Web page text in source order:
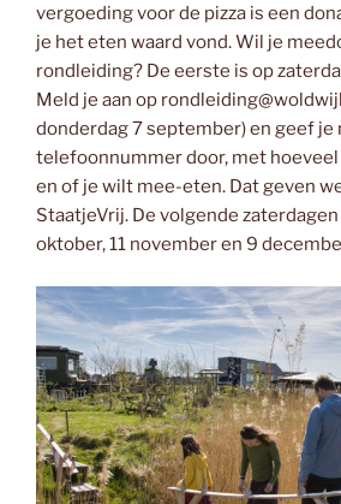
vergoeding voor de pizza is een
je het eten waard vond. Wil je
rondleiding? De eerste is op
Meld je aan op
donderdag 7 september) en geef je
telefoonnummer door, met
en of je wilt mee-eten. Dat geven
StaatjeVrij. De volgende zaterdagen
oktober, 11 november en 9